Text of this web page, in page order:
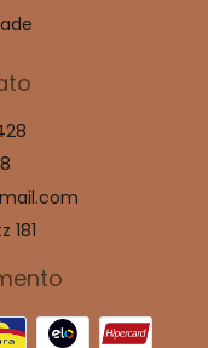
181